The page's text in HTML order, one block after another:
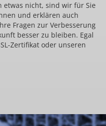
etwas nicht, sind wir für Sie
und erklären auch
Fragen zur Verbesserung
besser zu bleiben. Egal
Zertifikat oder unseren